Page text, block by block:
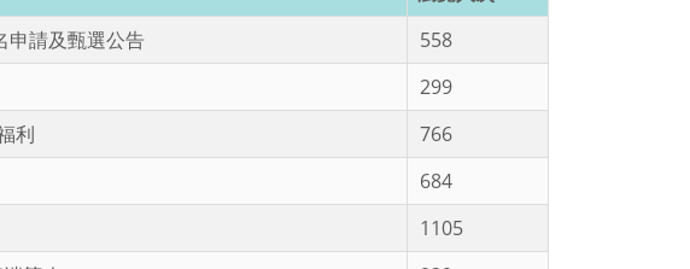
申請及甄選公告
558
299
利
766
684
1105